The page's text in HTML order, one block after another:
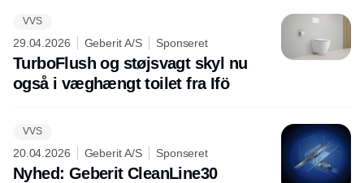
VVS
29.04.2026 Geberit A/S Sponseret
TurboFlush og støjsvagt skyl nu
også i væghængt toilet fra Ifö
VVS
20.04.2026 Geberit A/S Sponseret
Nyhed: Geberit CleanLine30